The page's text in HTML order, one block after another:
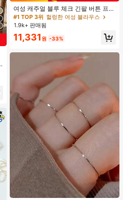
여성 캐주얼 블루 체크 긴팔 버튼 프론
트 폴리에스터 셔츠, 레귤러 핏, 봄 의
류, 편안한 스타일
#1 TOP 3위 헐렁한 여성 블라우스
1.9k+ 판매됨
11,331 원 -33%
#1 TOP 3위
스테인리스 스틸 여성 반지